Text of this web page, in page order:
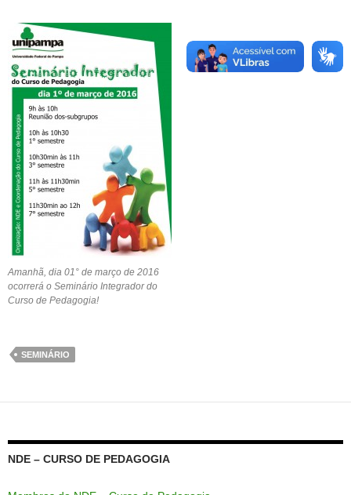
Amanhã, dia 01° de março de 2016
ocorrerá o Seminário Integrador do
Curso de Pedagogia!
SEMINÁRIO
NDE – CURSO DE PEDAGOGIA